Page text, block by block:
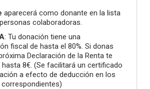
aparecerá como donante en la lista
colaboradoras.
: Tu donación tiene una
fiscal de hasta el 80%. Si donas
Declaración de la Renta te
hasta 8€. (Se facilitará un certificado
a efecto de deducción en los